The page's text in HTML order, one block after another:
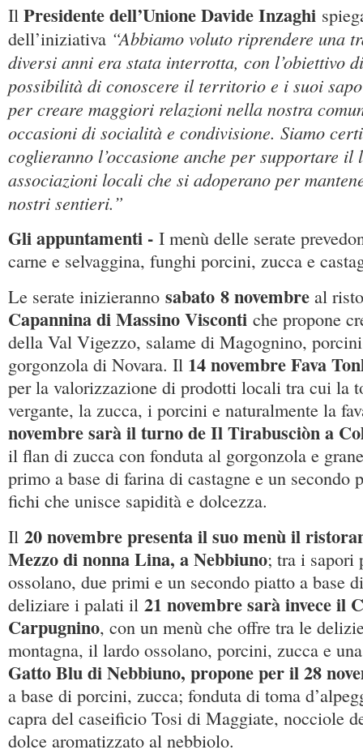
Il Presidente dell’Unione Davide Inzaghi
dell’iniziativa “Abbiamo voluto riprendere una
diversi anni era stata interrotta, con l’obiettivo
possibilità di conoscere il territorio e i suoi
per creare maggiori relazioni nella nostra
occasioni di socialità e condivisione. Siamo
coglieranno l’occasione anche per supportare il
associazioni locali che si adoperano per
nostri sentieri.”
Gli appuntamenti - I menù delle serate
carne e selvaggina, funghi porcini, zucca e
Le serate inizieranno sabato 8novembre al
Capannina di Massino Visconti che propone
della Val Vigezzo, salame di Magognino,
gorgonzola di Novara. Il 14 novembre Fava
per la valorizzazione di prodotti locali tra cui la
vergante, la zucca, i porcini e naturalmente la
novembre sarà il turno de Il Tirabusciòn a
il flan di zucca con fonduta al gorgonzola e
primo a base di farina di castagne e un secondo
fichi che unisce sapidità e dolcezza.
Il 20 novembre presenta il suo menù il
Mezzo di nonna Lina, a Nebbiuno; tra i sapori
ossolano, due primi e un secondo piatto a base
deliziare i palati il 21 novembre sarà invece il
Carpugnino, con un menù che offre tra le
montagna, il lardo ossolano, porcini, zucca e
Gatto Blu di Nebbiuno, propone per il 28
a base di porcini, zucca; fonduta di toma
capra del caseificio Tosi di Maggiate, nocciole
dolce aromatizzato al nebbiolo.